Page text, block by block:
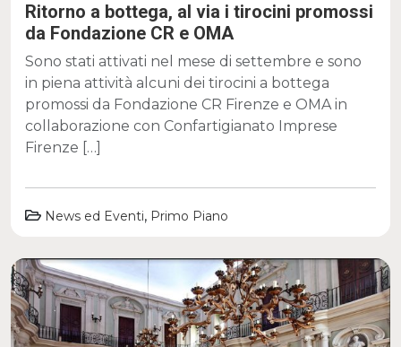
Ritorno a bottega, al via i tirocini promossi
da Fondazione CR e OMA
Sono stati attivati nel mese di settembre e sono
in piena attività alcuni dei tirocini a bottega
promossi da Fondazione CR Firenze e OMA in
collaborazione con Confartigianato Imprese
Firenze […]
News ed Eventi, Primo Piano